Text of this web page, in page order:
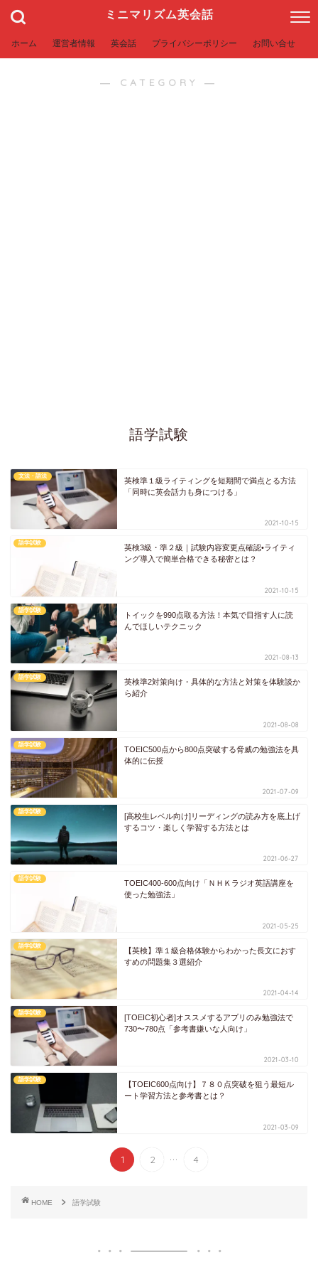
ミニマリズム英会話
ホーム 運営者情報 英会話 プライバシーポリシー お問い合せ
― CATEGORY ―
語学試験
文法・語法
英検準１級ライティングを短期間で満点とる方法
「同時に英会話力も身につける」
2021-10-15
語学試験
英検3級・準２級｜試験内容変更点確認•ライティ
ング導入で簡単合格できる秘密とは？
2021-10-15
語学試験
トイックを990点取る方法！本気で目指す人に読
んでほしいテクニック
2021-08-13
語学試験
英検準2対策向け・具体的な方法と対策を体験談か
ら紹介
2021-08-08
語学試験
TOEIC500点から800点突破する脅威の勉強法を具
体的に伝授
2021-07-09
語学試験
[高校生レベル向け]リーディングの読み方を底上げ
するコツ・楽しく学習する方法とは
2021-06-27
語学試験
TOEIC400-600点向け「ＮＨＫラジオ英語講座を
使った勉強法」
2021-05-25
語学試験
【英検】準１級合格体験からわかった長文におす
すめの問題集３選紹介
2021-04-14
語学試験
[TOEIC初心者]オススメするアプリのみ勉強法で
730〜780点「参考書嫌いな人向け」
2021-03-10
語学試験
【TOEIC600点向け】７８０点突破を狙う最短ル
ート学習方法と参考書とは？
2021-03-09
1 2 ... 4
HOME 語学試験